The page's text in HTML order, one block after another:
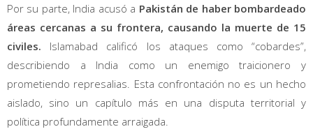
Por su parte, India acusó a Pakistán de haber bombardeado
áreas cercanas a su frontera, causando la muerte de 15
civiles. Islamabad calificó los ataques como “cobardes”,
describiendo a India como un enemigo traicionero y
prometiendo represalias. Esta confrontación no es un hecho
aislado, sino un capítulo más en una disputa territorial y
política profundamente arraigada.